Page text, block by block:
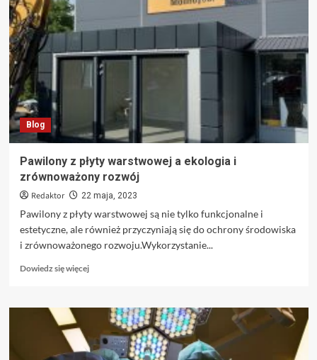
twoich
Blog
Pawilony z płyty warstwowej a ekologia i
zrównoważony rozwój
Redaktor 22 maja, 2023
Pawilony z płyty warstwowej są nie tylko funkcjonalne i
estetyczne, ale również przyczyniają się do ochrony środowiska
i zrównoważonego rozwoju.Wykorzystanie...
Dowiedz się więcejDowiedz
o
Pawilony
płyty